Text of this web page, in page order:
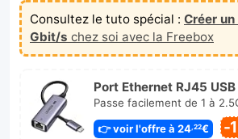
Consultez le tuto spécial : Créer un
Gbit/s chez soi avec la Freebox
Port Ethernet RJ45
Passe facilement de 1 à
👉 voir l'offre à 24 ,22€ -